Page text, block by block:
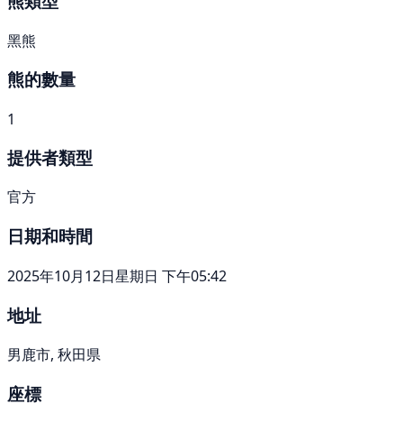
黑熊
熊的數量
1
提供者類型
官方
日期和時間
2025年10月12日星期日 下午05:42
地址
男鹿市, 秋田県
座標